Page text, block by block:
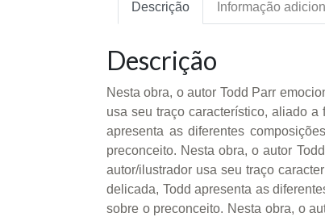
Descrição Informação
Descrição
Nesta obra, o autor Todd Parr
usa seu traço característico, aliado
apresenta as diferentes
preconceito. Nesta obra, o autor
autor/ilustrador usa seu traço
delicada, Todd apresenta as
sobre o preconceito. Nesta obra, o